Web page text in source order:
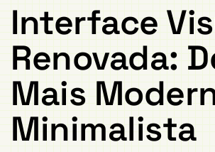
Interface
Renovada:
Mais
Minimalista